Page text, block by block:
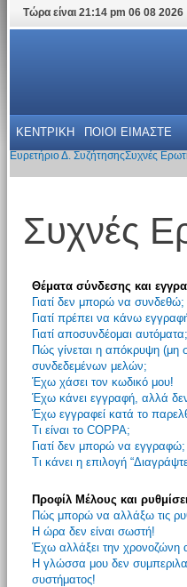
Τώρα είναι 21:14 pm 06 08 2026
ΚΕΝΤΡΙΚΗ ΠΟΙΟΙ ΕΙΜΑΣΤΕ
Ευρετήριο Δ. ΣυζήτησηςΣυχνές
Συχνές
Θέματα σύνδεσης και
Γιατί δεν μπορώ να συνδεθώ;
Γιατί πρέπει να κάνω
Γιατί αποσυνδέομαι αυτόματα;
Πώς γίνεται η απόκρυψη (μη
συνδεδεμένων μελών;
Έχω χάσει τον κωδικό μου!
Έχω κάνει εγγραφή, αλλά
Έχω εγγραφεί κατά το
Τι είναι το COPPA;
Γιατί δεν μπορώ να εγγραφώ;
Τι κάνει η επιλογή
Προφίλ Μέλους και
Πώς μπορώ να αλλάξω τις
Η ώρα δεν είναι σωστή!
Έχω αλλάξει την χρονοζώνη
Η γλώσσα μου δεν
συστήματος!